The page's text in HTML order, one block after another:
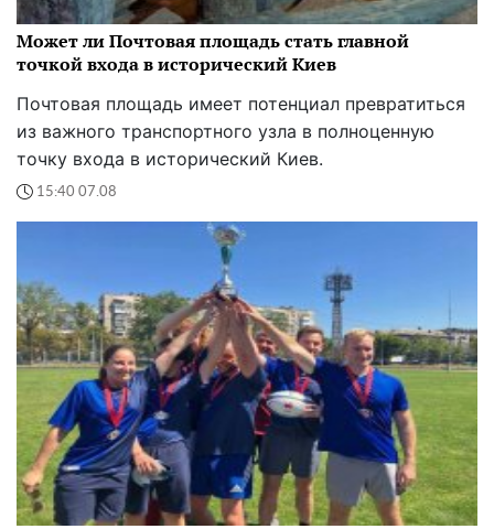
Может ли Почтовая площадь стать главной
точкой входа в исторический Киев
Почтовая площадь имеет потенциал превратиться
из важного транспортного узла в полноценную
точку входа в исторический Киев.
15:40 07.08